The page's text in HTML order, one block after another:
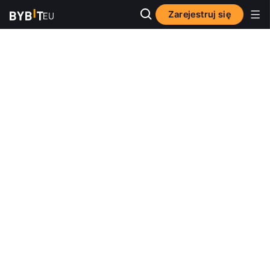
Zarejestruj się